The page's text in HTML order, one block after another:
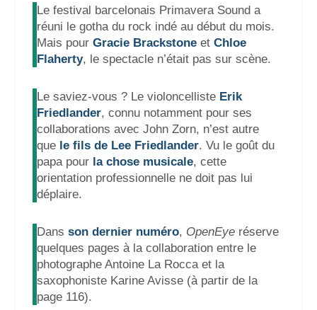
Le festival barcelonais Primavera Sound a
réuni le gotha du rock indé au début du mois.
Mais pour Gracie Brackstoneet Chloe
Flaherty, le spectacle n’était pas sur scène.
Le saviez-vous ? Le violoncelliste Erik
Friedlander, connu notamment pour ses
collaborations avec John Zorn, n’est autre
que le fils de Lee Friedlander. Vu le goût du
papa pour la chose musicale, cette
orientation professionnelle ne doit pas lui
déplaire.
Dans son dernier numéro, OpenEyeréserve
quelques pages à la collaboration entre le
photographe Antoine La Rocca et la
saxophoniste Karine Avisse (à partir de la
page 116).